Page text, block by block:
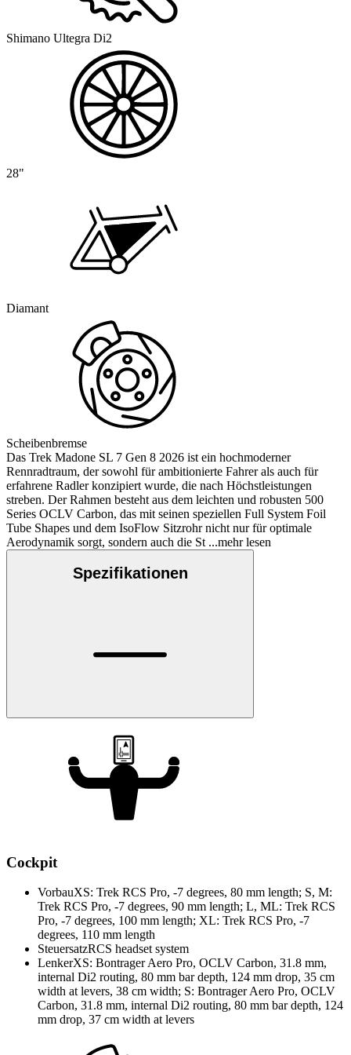
Shimano Ultegra Di2
28"
Diamant
Scheibenbremse
Das Trek Madone SL 7 Gen 8 2026 ist ein hochmoderner
Rennradtraum, der sowohl für ambitionierte Fahrer als auch für
erfahrene Radler konzipiert wurde, die nach Höchstleistungen
streben. Der Rahmen besteht aus dem leichten und robusten 500
Series OCLV Carbon, das mit seinen speziellen Full System Foil
Tube Shapes und dem IsoFlow Sitzrohr nicht nur für optimale
Aerodynamik sorgt, sondern auch die St ...mehr lesen
Spezifikationen
Cockpit
VorbauXS: Trek RCS Pro, -7 degrees, 80 mm length; S, M:
Trek RCS Pro, -7 degrees, 90 mm length; L, ML: Trek RCS
Pro, -7 degrees, 100 mm length; XL: Trek RCS Pro, -7
degrees, 110 mm length
SteuersatzRCS headset system
LenkerXS: Bontrager Aero Pro, OCLV Carbon, 31.8 mm,
internal Di2 routing, 80 mm bar depth, 124 mm drop, 35 cm
width at levers, 38 cm width; S: Bontrager Aero Pro, OCLV
Carbon, 31.8 mm, internal Di2 routing, 80 mm bar depth, 124
mm drop, 37 cm width at levers